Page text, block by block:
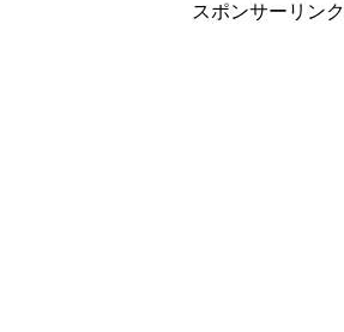
スポンサーリンク